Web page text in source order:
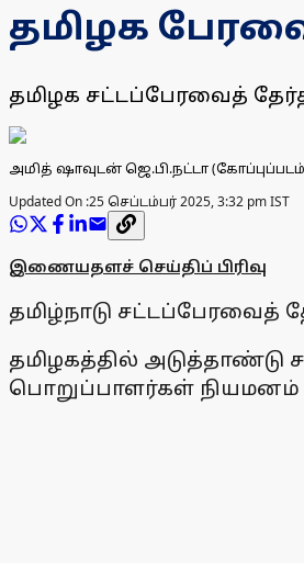
தமிழக
தமிழக சட்டப்பேரவைத்
அமித் ஷாவுடன் ஜெ.பி.நட்டா
Updated On :25 செப்டம்பர் 2025, 3:32 pm IST
இணையதளச் செய்திப் பிரிவு
தமிழ்நாடு சட்டப்பேரவைத்
தமிழகத்தில் அடுத்தாண்டு
பொறுப்பாளர்கள் நியமனம்